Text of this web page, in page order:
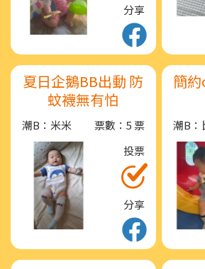
分享
夏日企鵝BB出動 防
蚊襪無有怕
潮B：米米
票數：5 票
投票
分享
簡
潮B：